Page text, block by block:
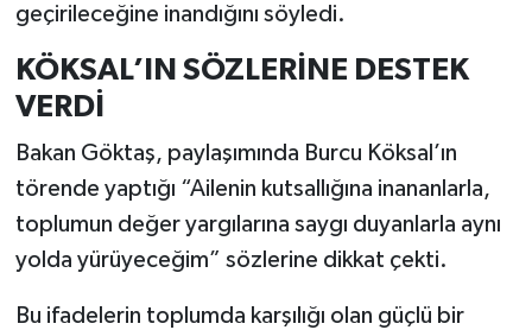
geçirileceğine inandığını söyledi.
KÖKSAL’IN SÖZLERİNE DESTEK
VERDİ
Bakan Göktaş, paylaşımında Burcu Köksal’ın
törende yaptığı “Ailenin kutsallığına inananlarla,
toplumun değer yargılarına saygı duyanlarla aynı
yolda yürüyeceğim” sözlerine dikkat çekti.
Bu ifadelerin toplumda karşılığı olan güçlü bir